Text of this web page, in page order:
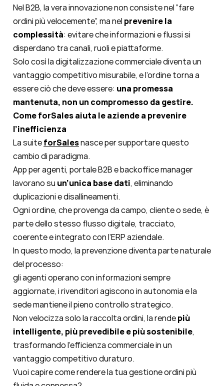
Nel B2B, la vera innovazione non consiste nel “fare
ordini più velocemente”, ma nel prevenire la
complessità: evitare che informazioni e flussi si
disperdano tra canali, ruoli e piattaforme.
Solo così la digitalizzazione commerciale diventa un
vantaggio competitivo misurabile, e l’ordine torna a
essere ciò che deve essere: una promessa
mantenuta, non un compromesso da gestire.
Come forSales aiuta le aziende a prevenire
l’inefficienza
La suiteforSalesnasce per supportare questo
cambio di paradigma.
App per agenti, portale B2B e backoffice manager
lavorano su un’unica base dati, eliminando
duplicazioni e disallineamenti.
Ogni ordine, che provenga da campo, cliente o sede, è
parte dello stesso flusso digitale, tracciato,
coerente e integrato con l’ERP aziendale.
In questo modo, la prevenzione diventa parte naturale
del processo:
gli agenti operano con informazioni sempre
aggiornate, i rivenditori agiscono in autonomia e la
sede mantiene il pieno controllo strategico.
Nonvelocizza solo la raccolta ordini, la rendepiù
intelligente, più prevedibile e più sostenibile,
trasformando l’efficienza commerciale in un
vantaggio competitivo duraturo.
Vuoi capire come rendere la tua gestione ordini più